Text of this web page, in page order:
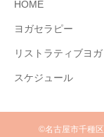
HOME
ヨガセラピー
リストラティブヨガ
スケジュール
©名古屋市千種